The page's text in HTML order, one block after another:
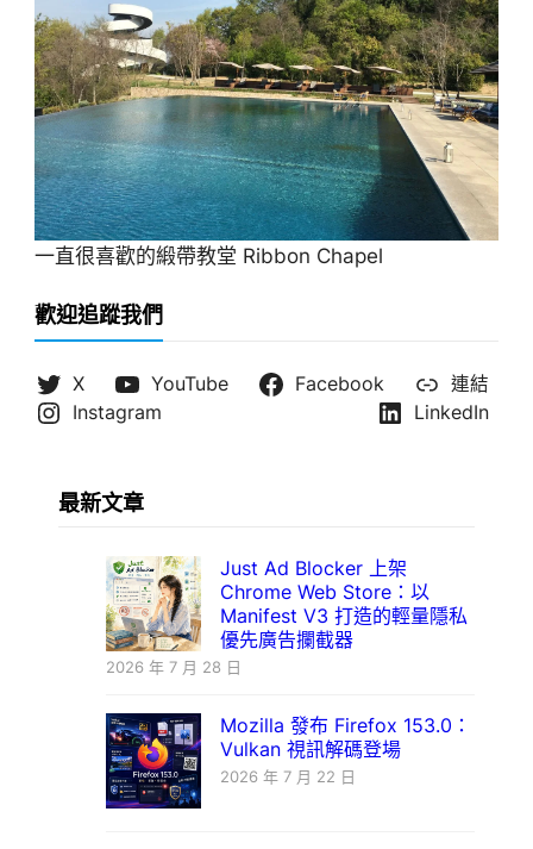
一直很喜歡的緞帶教堂 Ribbon Chapel
歡迎追蹤我們
X YouTube Facebook
連結
Instagram
LinkedIn
最新文章
Just Ad Blocker 上架
Chrome Web Store：以
Manifest V3 打造的輕量隱私
優先廣告攔截器
2026 年 7 月 28 日
Mozilla 發布 Firefox 153.0：
Vulkan 視訊解碼登場
2026 年 7 月 22 日